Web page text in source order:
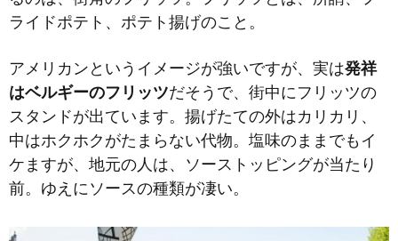
ライドポテト、ポテト揚げのこと。
アメリカンというイメージが強いですが、実は発祥
はベルギーのフリッツだそうで、街中にフリッツの
スタンドが出ています。揚げたての外はカリカリ、
中はホクホクがたまらない代物。塩味のままでもイ
ケますが、地元の人は、ソーストッピングが当たり
前。ゆえにソースの種類が凄い。